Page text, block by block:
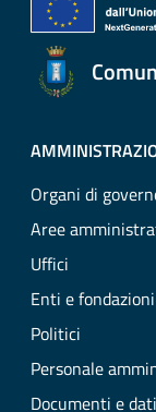
Organi di
Aree
Uffici
Enti e fondazioni
Politici
Personale
Documenti e dati